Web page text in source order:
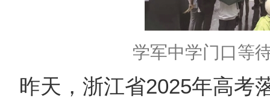
学军中学门口等
昨天，浙江省2025年高考